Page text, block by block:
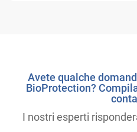
Avete qualche
BioProtection?
I nostri esperti